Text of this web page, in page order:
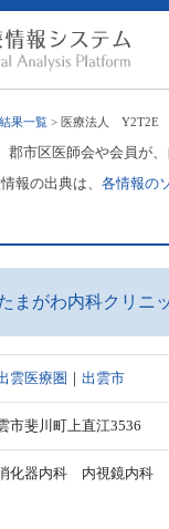
果一覧 > 医療法人 Y2T2E
郡市区医師会や会員が
報の出典は、各情報の
がわ内科クリニ
雲医療圏 ｜出雲市
市斐川町上直江3536
器内科 内視鏡内科